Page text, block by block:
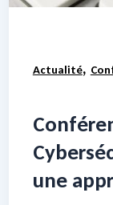
Actualité,
une